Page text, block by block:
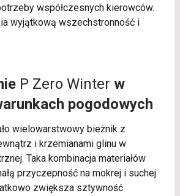
współczesnych kierowców.
wyjątkową wszechstronność i
P Zero Winter w
pogodowych
wielowarstwowy bieżnik z
i krzemianami glinu w
Taka kombinacja materiałów
przyczepność na mokrej i suchej
zwiększa sztywność